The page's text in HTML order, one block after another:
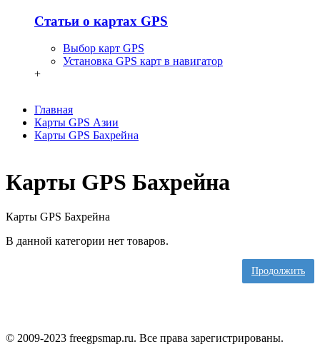
Статьи о картах GPS
Выбор карт GPS
Установка GPS карт в навигатор
+
Главная
Карты GPS Азии
Карты GPS Бахрейна
Карты GPS Бахрейна
Карты GPS Бахрейна
В данной категории нет товаров.
Продолжить
© 2009-2023 freegpsmap.ru. Все права зарегистрированы.